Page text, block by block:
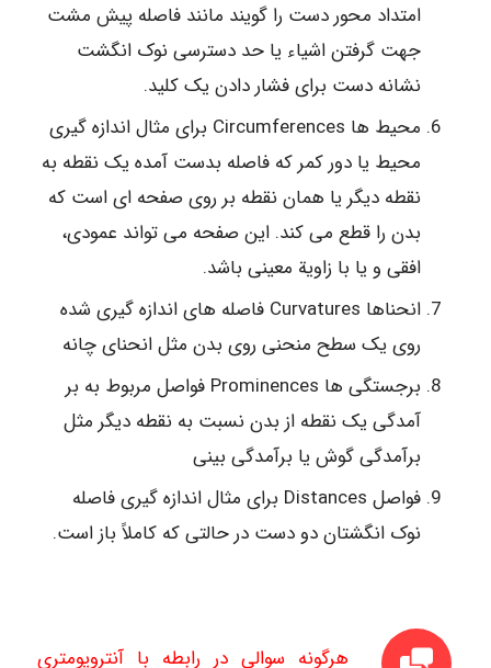
امتداد محور دست را گویند مانند فاصله پیش مشت
جهت گرفتن اشیاء یا حد دسترسی نوک انگشت
نشانه دست برای فشار دادن یک کلید.
محیط ها Circumferences برای مثال اندازه گیری
محیط یا دور کمر که فاصله بدست آمده یک نقطه به
نقطه دیگر یا همان نقطه بر روی صفحه ای است که
بدن را قطع می کند. این صفحه می تواند عمودی،
افقی و یا با زاویة معینی باشد.
انحناها Curvatures فاصله های اندازه گیری شده
روی یک سطح منحنی روی بدن مثل انحنای چانه
برجستگی ها Prominences فواصل مربوط به بر
آمدگی یک نقطه از بدن نسبت به نقطه دیگر مثل
برآمدگی گوش یا برآمدگی بینی
فواصل Distances برای مثال اندازه گیری فاصله
نوک انگشتان دو دست در حالتی که کاملاً باز است.
هرگونه سوالی در رابطه با آنتروپومتری